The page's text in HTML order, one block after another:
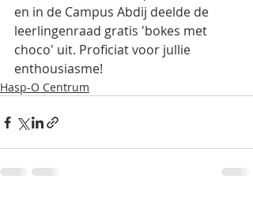
en in de Campus Abdij deelde de
leerlingenraad gratis 'bokes met
choco' uit. Proficiat voor jullie
enthousiasme!
Hasp-O Centrum